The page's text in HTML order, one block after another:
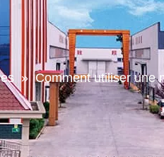
» Comment utiliser une